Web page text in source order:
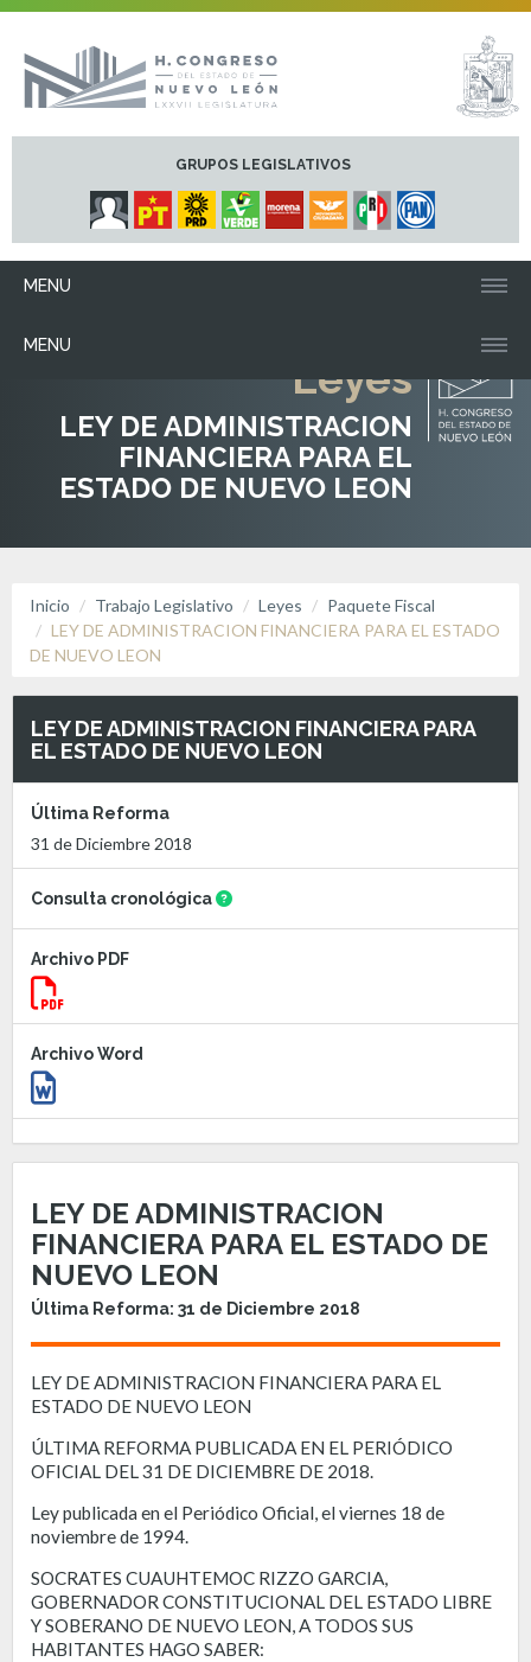
GRUPOS LEGISLATIVOS
MENU
MENU
Leyes
LEY DE ADMINISTRACION
FINANCIERA PARA EL
ESTADO DE NUEVO LEON
Inicio Trabajo Legislativo Leyes
Paquete Fiscal
LEY DE ADMINISTRACION FINANCIERA PARA EL ESTADO
DE NUEVO LEON
LEY DE ADMINISTRACION FINANCIERA PARA
EL ESTADO DE NUEVO LEON
Última Reforma
31 de Diciembre 2018
Consulta cronológica
Archivo PDF
Archivo Word
LEY DE ADMINISTRACION
FINANCIERA PARA EL ESTADO DE
NUEVO LEON
Última Reforma: 31 de Diciembre 2018
LEY DE ADMINISTRACION FINANCIERA PARA EL
ESTADO DE NUEVO LEON
ÚLTIMA REFORMA PUBLICADA EN EL PERIÓDICO
OFICIAL DEL 31 DE DICIEMBRE DE 2018.
Ley publicada en el Periódico Oficial, el viernes 18 de
noviembre de 1994.
SOCRATES CUAUHTEMOC RIZZO GARCIA,
GOBERNADOR CONSTITUCIONAL DEL ESTADO LIBRE
Y SOBERANO DE NUEVO LEON, A TODOS SUS
HABITANTES HAGO SABER: